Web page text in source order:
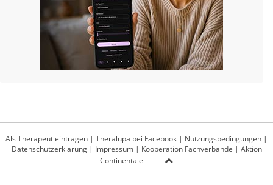
Als Therapeut eintragen | Theralupa bei Facebook | Nutzungsbedingungen |
Datenschutzerklärung| Impressum| Kooperation Fachverbände | Aktion
Continentale